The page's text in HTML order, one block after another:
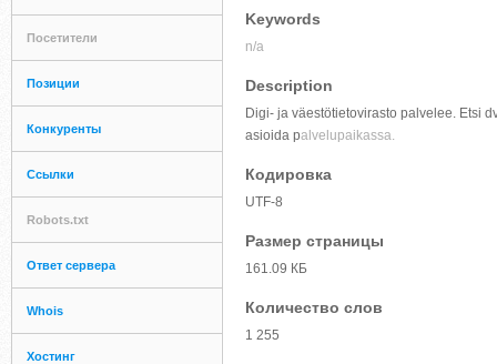
Посетители
Позиции
Конкуренты
Ссылки
Robots.txt
Ответ сервера
Whois
Хостинг
Keywords
n/a
Description
Digi- ja väestötietovirasto palvelee. Etsi
asioida palvelupaikassa.
Кодировка
UTF-8
Размер страницы
161.09 КБ
Количество слов
1 255